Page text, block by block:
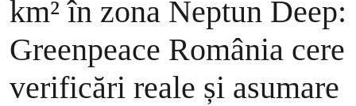
km² în zona Neptun Deep:
Greenpeace România cere
verificări reale și asumare